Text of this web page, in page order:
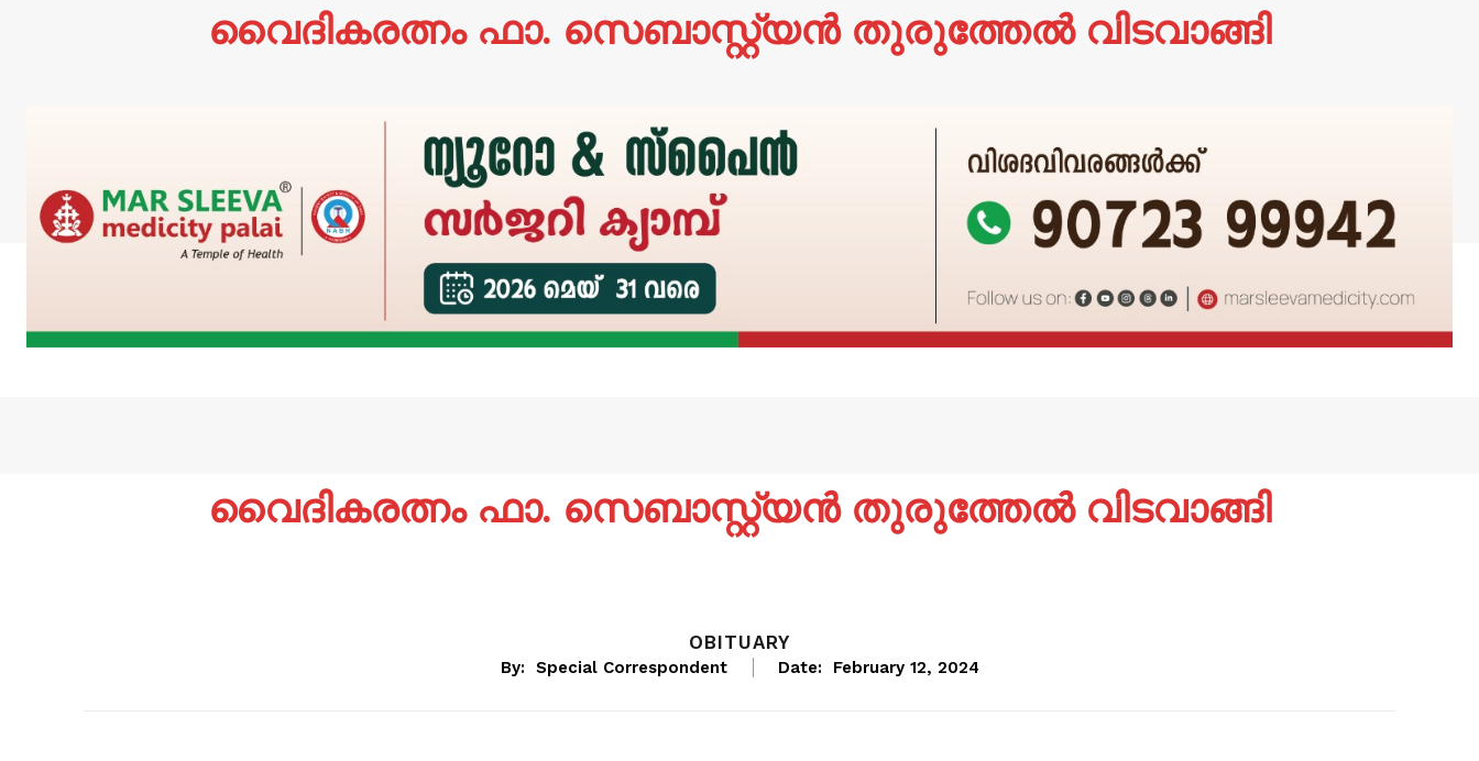
വൈദികരത്നം ഫാ. സെബാസ്റ്റ്യൻ തുരുത്തേൽ വിടവാങ്ങി
വൈദികരത്നം ഫാ. സെബാസ്റ്റ്യൻ തുരുത്തേൽ വിടവാങ്ങി
OBITUARY
By: Special Correspondent Date: February 12, 2024